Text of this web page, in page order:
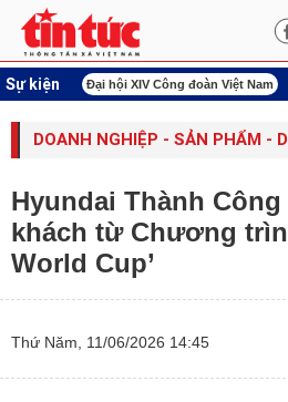
Sự kiện
ngày đêm Đại hội XIV Công đoàn Việt Nam
DOANH NGHIỆP - SẢN PHẨM -
Hyundai Thành
khách từ Chương
World Cup’
Thứ Năm, 11/06/2026 14:45